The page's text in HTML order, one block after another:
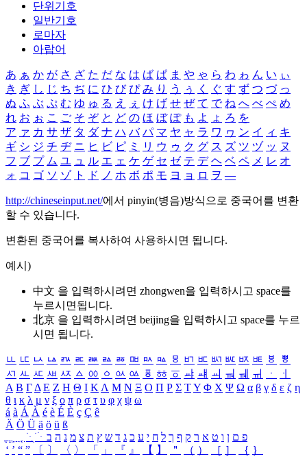
단위기호
일반기호
로마자
아랍어
あ ぁ か が さ ざ た だ な は ば ぱ ま や ゃ ら わ ゎ ん い ぃ
き ぎ し じ ち ぢ に ひ び ぴ み り う ぅ く ぐ す ず つ づ っ
ぬ ふ ぶ ぷ む ゆ ゅ る え ぇ け げ せ ぜ て で ね へ べ ぺ め
れ お ぉ こ ご そ ぞ と ど の ほ ぼ ぽ も よ ょ ろ を
ア ァ カ サ ザ タ ダ ナ ハ バ パ マ ヤ ャ ラ ワ ヮ ン イ ィ キ
ギ シ ジ チ ヂ ニ ヒ ビ ピ ミ リ ウ ゥ ク グ ス ズ ツ ヅ ッ ヌ
フ ブ プ ム ユ ュ ル エ ェ ケ ゲ セ ゼ テ デ ヘ ベ ペ メ レ オ
ォ コ ゴ ソ ゾ ト ド ノ ホ ボ ポ モ ヨ ョ ロ ヲ ―
http://chineseinput.net/에서 pinyin(병음)방식으로 중국어를 변환
할 수 있습니다.
변환된 중국어를 복사하여 사용하시면 됩니다.
예시)
中文 을 입력하시려면 zhongwen을 입력하시고 space를
누르시면됩니다.
北京 을 입력하시려면 beijing을 입력하시고 space를 누르
시면 됩니다.
ㅥ ㅦ ㅧ ㅨ ㅩ ㅪ ㅫ ㅬ ㅭ ㅮ ㅯ ㅰ ㅱ ㅲ ㅳ ㅴ ㅵ ㅶ ㅷ ㅸ
ㅹ
ㅺ ㅻ ㅼ ㅽ ㅾ ㅿ ㆀ ㆁ ㆂ ㆃ ㆄ ㆅ ㆆ ㆇ ㆈ ㆉ ㆊ ㆋ ㆌ ㆍ
ㆎ
Α Β ΓΔ Ε Ζ Η Θ Ι ΚΛ Μ Ν Ξ Ο Π Ρ Σ ΤΥ Φ Χ Ψ Ω α β γ δ ε ζ η
θ ι κ λ μ ν ξ ο π ρ σ τ υ φ χ ψ ω
á à Á À é è É È ç Ç ê
Ä Ö Ü ä ö ü ß
ִֶֹ ֻּ ׁׂ פ ם ן ו ט א ר ק ף ך ל ח י ע כ ג ד ש ץ ת צ מ נ ה ב
‘ ’ “ ” 〔 〕 〈 〉 「 」 『 』 【 】 ＂ （ ） ［ ］ ｛ ｝